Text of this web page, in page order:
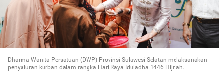
Dharma Wanita Persatuan (DWP) Provinsi Sulawesi Selatan melaksanakan
penyaluran kurban dalam rangka Hari Raya Iduladha 1446 Hijriah.